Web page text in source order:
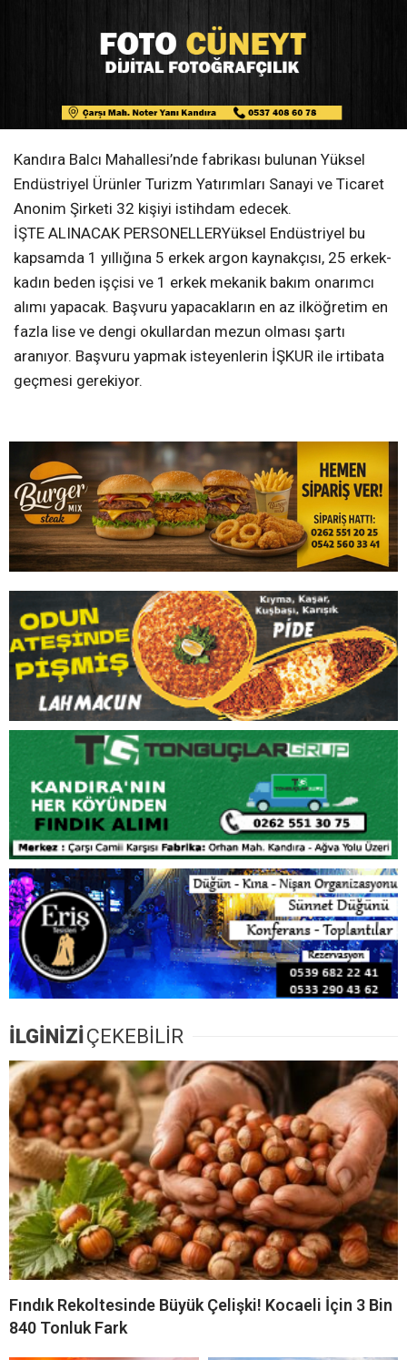
Kandıra Balcı Mahallesi’nde fabrikası bulunan Yüksel
Endüstriyel Ürünler Turizm Yatırımları Sanayi ve Ticaret
Anonim Şirketi 32 kişiyi istihdam edecek.
İŞTE ALINACAK PERSONELLERYüksel Endüstriyel bu
kapsamda 1 yıllığına 5 erkek argon kaynakçısı, 25 erkek-
kadın beden işçisi ve 1 erkek mekanik bakım onarımcı
alımı yapacak. Başvuru yapacakların en az ilköğretim en
fazla lise ve dengi okullardan mezun olması şartı
aranıyor. Başvuru yapmak isteyenlerin İŞKUR ile irtibata
geçmesi gerekiyor.
İLGİNİZİÇEKEBİLİR
Fındık Rekoltesinde Büyük Çelişki! Kocaeli İçin 3 Bin
840 Tonluk Fark